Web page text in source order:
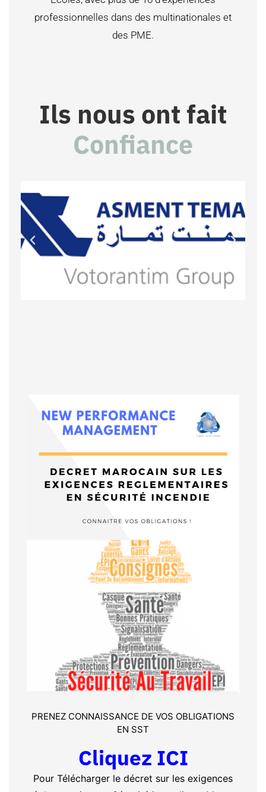
professionnelles dans des multinationales et
des PME.
Ils nous ont fait
Confiance
PRENEZ CONNAISSANCE DE VOS OBLIGATIONS
EN SST
Cliquez ICI
Pour Télécharger le décret sur les exigences